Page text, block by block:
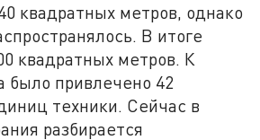
квадратных метров, однако
В итоге
квадратных метров. К
было привлечено 42
техники. Сейчас в
разбирается